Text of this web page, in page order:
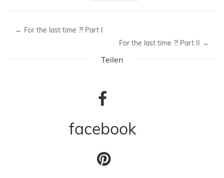
← For the last time ?! Part I
For the last time ?! Part II
→
Teilen
facebook